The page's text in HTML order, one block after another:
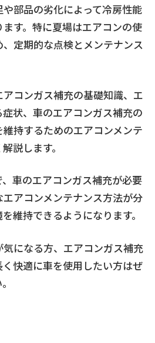
部品の劣化によって冷房性能
す。特に夏場はエアコンの使
定期的な点検とメンテナンス
コンガス補充の基礎知識、エ
状、車のエアコンガス補充の
持するためのエアコンメンテ
説します。
車のエアコンガス補充が必要
アコンメンテナンス方法が分
維持できるようになります。
になる方、エアコンガス補充
快適に車を使用したい方はぜ